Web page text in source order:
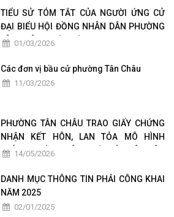
TIỂU SỬ TÓM TẮT CỦA NGƯỜI ỨNG CỬ
ĐẠI BIỂU HỘI ĐỒNG NHÂN DÂN PHƯỜNG
TÂN CHÂU NHIỆM KỲ 2026-2031
01/03/2026
Các đơn vị bầu cử phường Tân Châu
11/03/2026
PHƯỜNG TÂN CHÂU TRAO GIẤY CHỨNG
NHẬN KẾT HÔN, LAN TỎA MÔ HÌNH
CHÍNH QUYỀN THÂN THIỆN VÌ NHÂN DÂN
14/05/2026
DANH MỤC THÔNG TIN PHẢI CÔNG KHAI
NĂM 2025
02/01/2025